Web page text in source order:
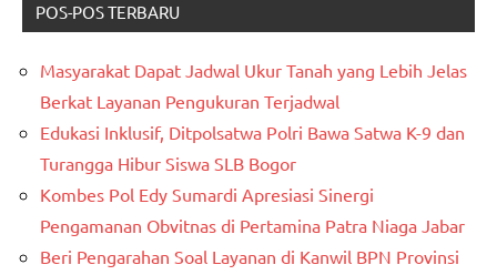
POS-POS TERBARU
Masyarakat Dapat Jadwal Ukur Tanah yang Lebih Jelas
Berkat Layanan Pengukuran Terjadwal
Edukasi Inklusif, Ditpolsatwa Polri Bawa Satwa K-9 dan
Turangga Hibur Siswa SLB Bogor
Kombes Pol Edy Sumardi Apresiasi Sinergi
Pengamanan Obvitnas di Pertamina Patra Niaga Jabar
Beri Pengarahan Soal Layanan di Kanwil BPN Provinsi